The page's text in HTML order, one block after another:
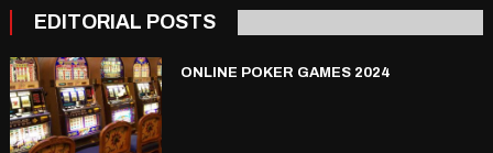
EDITORIAL POSTS
ONLINE POKER GAMES 2024